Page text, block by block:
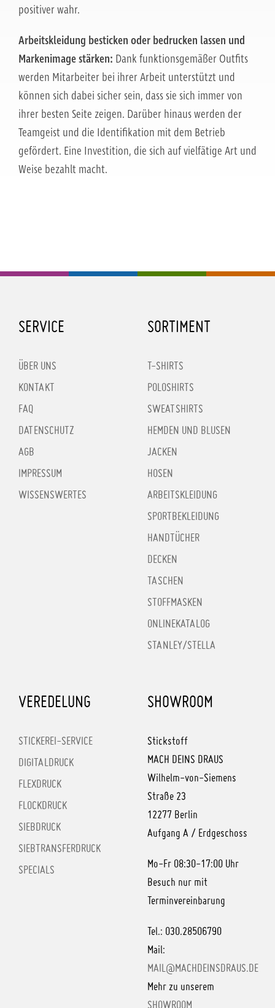
positiver wahr.
Arbeitskleidung besticken oder bedrucken lassen und
Markenimage stärken: Dank funktionsgemäßer Outfits
werden Mitarbeiter bei ihrer Arbeit unterstützt und
können sich dabei sicher sein, dass sie sich immer von
ihrer besten Seite zeigen. Darüber hinaus werden der
Teamgeist und die Identifikation mit dem Betrieb
gefördert. Eine Investition, die sich auf vielfätige Art und
Weise bezahlt macht.
SERVICE
ÜBER UNS
KONTAKT
FAQ
DATENSCHUTZ
AGB
IMPRESSUM
WISSENSWERTES
SORTIMENT
T-SHIRTS
POLOSHIRTS
SWEATSHIRTS
HEMDEN UND BLUSEN
JACKEN
HOSEN
ARBEITSKLEIDUNG
SPORTBEKLEIDUNG
HANDTÜCHER
DECKEN
TASCHEN
STOFFMASKEN
ONLINEKATALOG
STANLEY/STELLA
VEREDELUNG
STICKEREI-SERVICE
DIGITALDRUCK
FLEXDRUCK
FLOCKDRUCK
SIEBDRUCK
SIEBTRANSFERDRUCK
SPECIALS
SHOWROOM
Stickstoff
MACH DEINS DRAUS
Wilhelm-von-Siemens
Straße 23
12277 Berlin
Aufgang A / Erdgeschoss
Mo-Fr 08:30-17:00 Uhr
Besuch nur mit
Terminvereinbarung
Tel.: 030.28506790
Mail:
MAIL@MACHDEINSDRAUS.DE
Mehr zu unserem
SHOWROOM